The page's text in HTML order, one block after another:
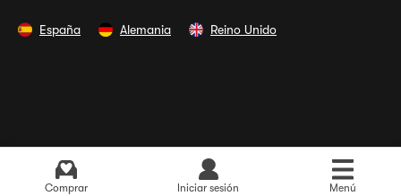
Comprar Iniciar sesión Menú
España Alemania Reino Unido